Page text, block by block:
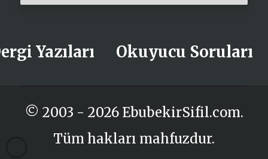
Yazıları Okuyucu Soruları
© 2003 - 2026 EbubekirSifil.com.
Tüm hakları mahfuzdur.